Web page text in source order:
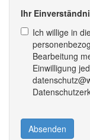
Ihr
Ich willige in
Bearbeitung
Einwilligung
Absenden